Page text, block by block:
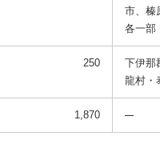
市、榛
各一部
250
下伊那
龍村・
1,870